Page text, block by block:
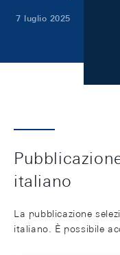
7 luglio 2025
italiano
La pubblicazione
italiano. È possibile